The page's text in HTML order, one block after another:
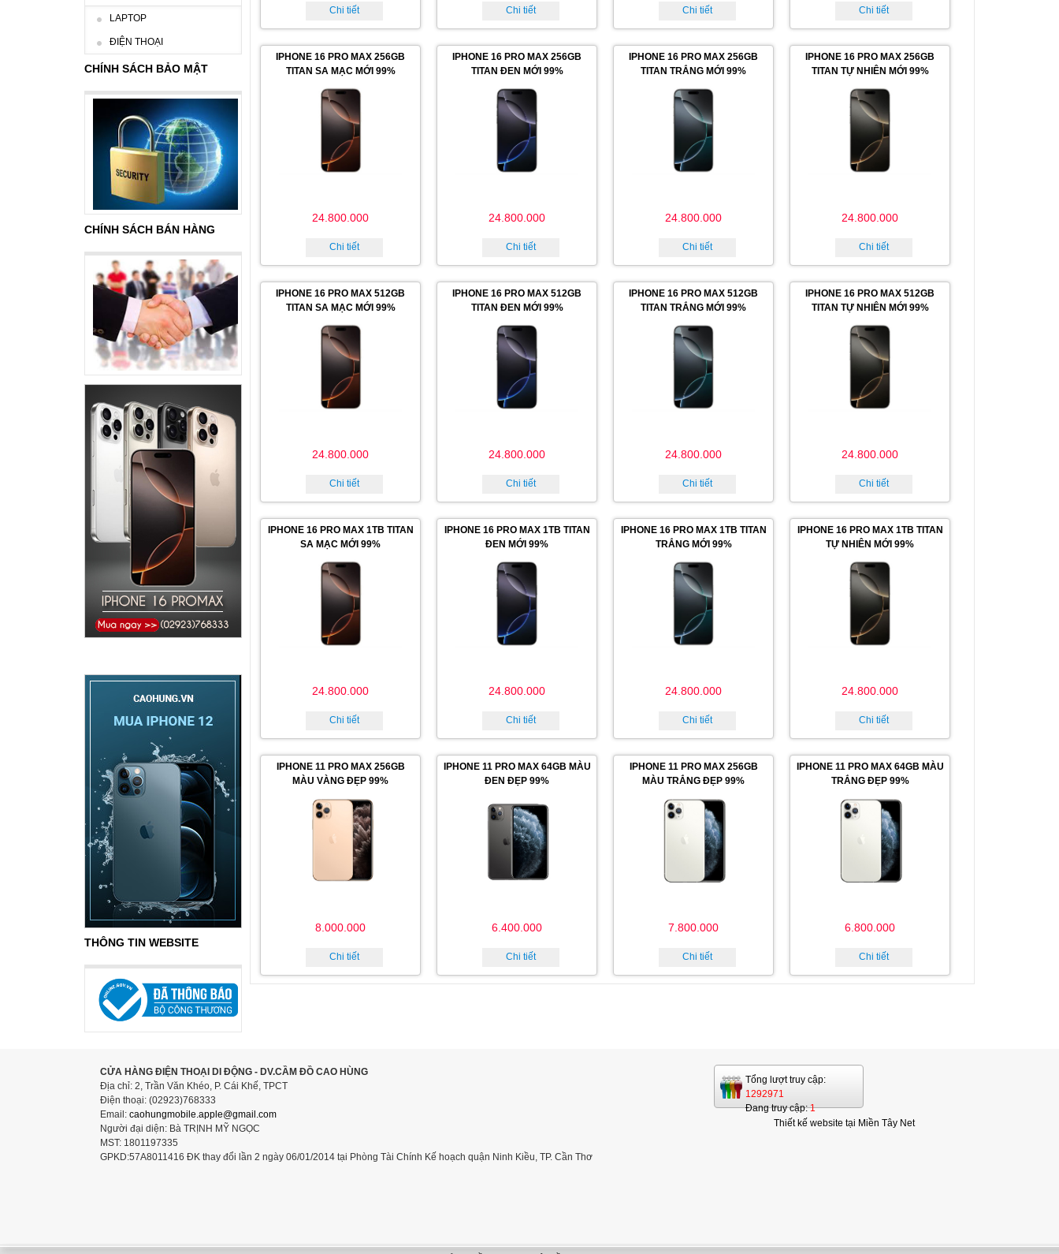
LAPTOP
ĐIỆN THOẠI
CHÍNH SÁCH BẢO MẬT
CHÍNH SÁCH BÁN HÀNG
THÔNG TIN WEBSITE
Chi tiết Chi tiết Chi tiết Chi tiết
IPHONE 16 PRO MAX 256GB
TITAN SA MẠC MỚI 99%
24.800.000
Chi tiết
IPHONE 16 PRO MAX 256GB
TITAN ĐEN MỚI 99%
24.800.000
Chi tiết
IPHONE 16 PRO MAX 256GB
TITAN TRẮNG MỚI 99%
24.800.000
Chi tiết
IPHONE 16 PRO MAX 256GB
TITAN TỰ NHIÊN MỚI 99%
24.800.000
Chi tiết
IPHONE 16 PRO MAX 512GB
TITAN SA MẠC MỚI 99%
24.800.000
Chi tiết
IPHONE 16 PRO MAX 512GB
TITAN ĐEN MỚI 99%
24.800.000
Chi tiết
IPHONE 16 PRO MAX 512GB
TITAN TRẮNG MỚI 99%
24.800.000
Chi tiết
IPHONE 16 PRO MAX 512GB
TITAN TỰ NHIÊN MỚI 99%
24.800.000
Chi tiết
IPHONE 16 PRO MAX 1TB TITAN
SA MẠC MỚI 99%
24.800.000
Chi tiết
IPHONE 16 PRO MAX 1TB TITAN
ĐEN MỚI 99%
24.800.000
Chi tiết
IPHONE 16 PRO MAX 1TB TITAN
TRẮNG MỚI 99%
24.800.000
Chi tiết
IPHONE 16 PRO MAX 1TB TITAN
TỰ NHIÊN MỚI 99%
24.800.000
Chi tiết
IPHONE 11 PRO MAX 256GB
MÀU VÀNG ĐẸP 99%
8.000.000
Chi tiết
IPHONE 11 PRO MAX 64GB MÀU
ĐEN ĐẸP 99%
6.400.000
Chi tiết
IPHONE 11 PRO MAX 256GB
MÀU TRẮNG ĐẸP 99%
7.800.000
Chi tiết
IPHONE 11 PRO MAX 64GB MÀU
TRẮNG ĐẸP 99%
6.800.000
Chi tiết
CỬA HÀNG ĐIỆN THOẠI DI ĐỘNG - DV.CẦM ĐỒ CAO HÙNG
Địa chỉ: 2, Trần Văn Khéo, P. Cái Khế, TPCT
Điện thoại: (02923)768333
Email: caohungmobile.apple@gmail.com
Người đại diện: Bà TRỊNH MỸ NGỌC
MST: 1801197335
GPKD:57A8011416 ĐK thay đổi lần 2 ngày 06/01/2014 tại Phòng Tài Chính Kế hoạch quận Ninh Kiều, TP. Cần Thơ
Tổng lượt truy cập:
1292971
Đang truy cập:1
Thiết kế website tại Miền Tây Net